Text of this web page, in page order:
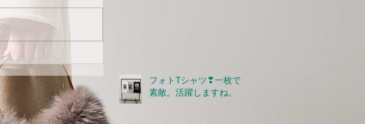
フォトTシャツ❣一枚で
素敵。活躍しますね。